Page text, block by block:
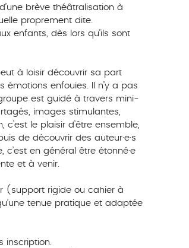
brève théâtralisation à
proprement dite.
enfants, dès lors qu’ils sont
à loisir découvrir sa part
enfouies. Il n’y a pas
est guidé à travers mini-
images stimulantes,
le plaisir d’être ensemble,
de découvrir des auteur·e·s
c’est en général être étonné·e
et à venir.
(support rigide ou cahier à
tenue pratique et adaptée
inscription.